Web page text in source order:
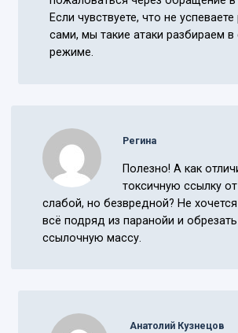
Если чувствуете, что не
сами, мы такие атаки разбираем
режиме.
Регина
Полезно! А как
токсичную ссылку
слабой, но безвредной? Не
всё подряд из паранойи и
ссылочную массу.
Анатолий Кузнецов